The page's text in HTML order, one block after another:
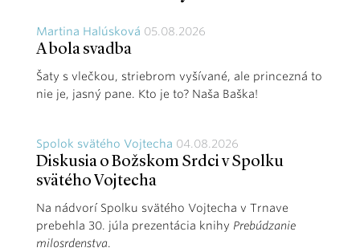
Martina Halúsková 05.08.2026
A bola svadba
Šaty s vlečkou, striebrom vyšívané, ale princezná to
nie je, jasný pane. Kto je to? Naša Baška!
Spolok svätého Vojtecha 04.08.2026
Diskusia o Božskom Srdci v Spolku
svätého Vojtecha
Na nádvorí Spolku svätého Vojtecha v Trnave
prebehla 30. júla prezentácia knihy Prebúdzanie
milosrdenstva.